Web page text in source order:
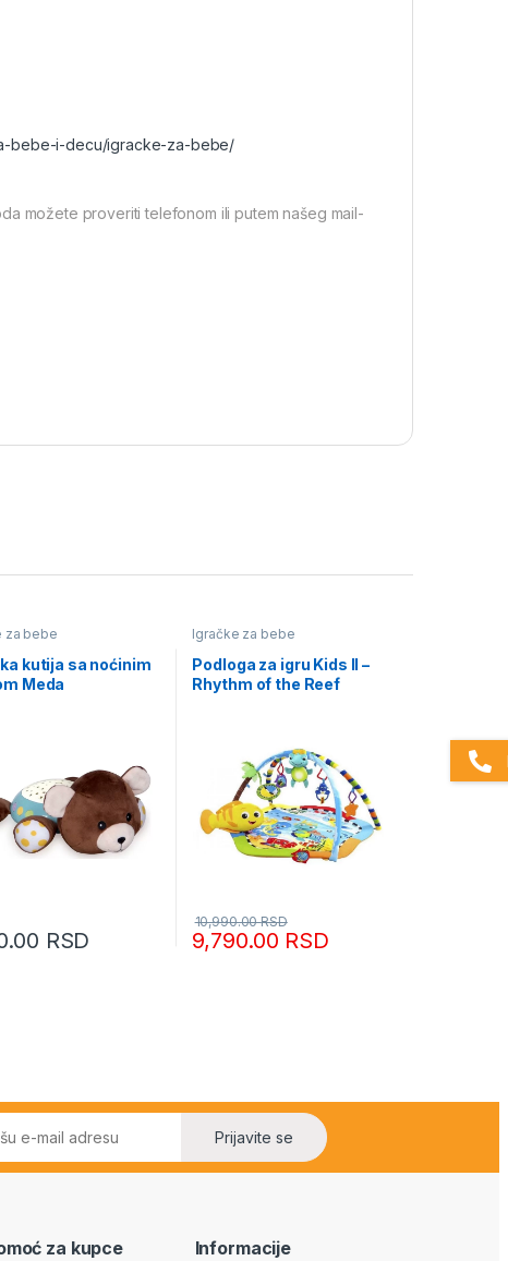
bebe-i-decu/igracke-za-bebe/
možete proveriti telefonom ili putem našeg mail-
za bebe
kutija sa noćinim
Meda
RSD
Igračke za bebe
Podloga za igru Kids II –
Rhythm of the Reef
9,790.00 RSD
10,990.00RSD
Prijavite se
za kupce Informacije